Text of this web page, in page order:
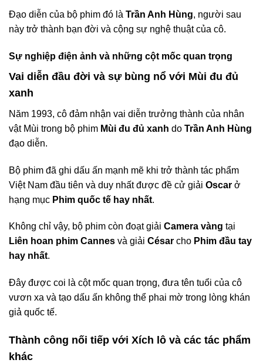
Đạo diễn của bộ phim đó là Trần Anh Hùng, người sau
này trở thành bạn đời và cộng sự nghệ thuật của cô.
Sự nghiệp điện ảnh và những cột mốc quan trọng
Vai diễn đầu đời và sự bùng nổ với Mùi đu đủ
xanh
Năm 1993, cô đảm nhận vai diễn trưởng thành của nhân
vật Mùi trong bộ phim Mùi đu đủ xanh do Trần Anh Hùng
đạo diễn.
Bộ phim đã ghi dấu ấn mạnh mẽ khi trở thành tác phẩm
Việt Nam đầu tiên và duy nhất được đề cử giải Oscar ở
hạng mục Phim quốc tế hay nhất.
Không chỉ vậy, bộ phim còn đoạt giải Camera vàng tại
Liên hoan phim Cannes và giải César cho Phim đầu tay
hay nhất.
Đây được coi là cột mốc quan trọng, đưa tên tuổi của cô
vươn xa và tạo dấu ấn không thể phai mờ trong lòng khán
giả quốc tế.
Thành công nối tiếp với Xích lô và các tác phẩm
khác